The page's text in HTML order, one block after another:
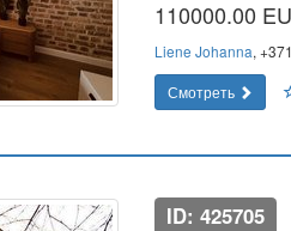
110000.00
Liene Johanna,
Смотреть
ID: 425705